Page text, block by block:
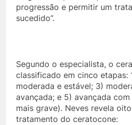
progressão e permitir um
sucedido”.
Segundo o especialista, o
classificado em cinco etapas:
moderada e estável; 3)
avançada; e 5) avançada
mais grave). Neves revela
tratamento do ceratocone: